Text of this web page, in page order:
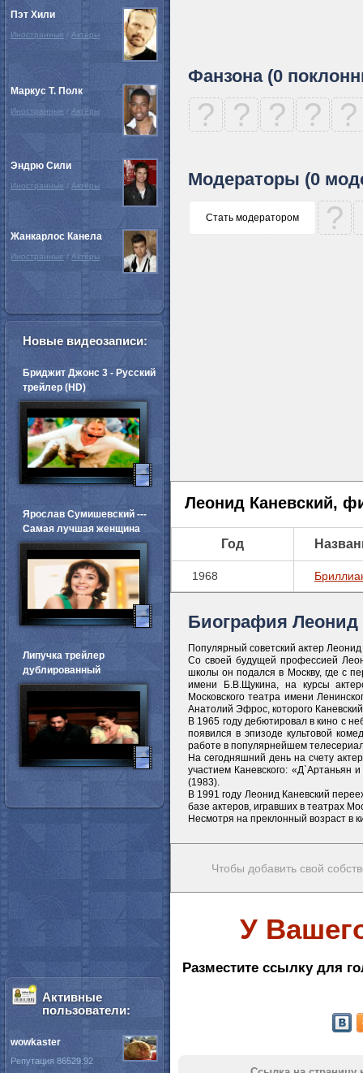
Фанзона (0
? ? ? ? ?
Модераторы (0
Стать модератором ?
Леонид Каневский,
Год
1968
Биография Леонид
Популярный советский актер
Со своей будущей профессией
школы он подался в Москву, где с
имени Б.В.Щукина, на курсы
Московского театра имени
Анатолий Эфрос, которого
В 1965 году дебютировал в кино с
появился в эпизоде культовой
работе в популярнейшем
На сегодняшний день на счету
участием Каневского: «Д`Артаньян
(1983).
В 1991 году Леонид Каневский
базе актеров, игравших в театрах
Несмотря на преклонный возраст в
Чтобы добавить свой
У
Разместите ссылку для
Пэт Хили
Иностранные / Актёры
Маркус Т. Полк
Иностранные / Актёры
Эндрю Сили
Иностранные / Актёры
Жанкарлос Канела
Иностранные / Актёры
Новые видеозаписи:
Бриджит Джонс 3 - Русский
трейлер (HD)
Ярослав Сумишевский ---
Самая лучшая женщина
Липучка трейлер
дублированный
Активные
пользователи:
wowkaster
Репутация 86529.92